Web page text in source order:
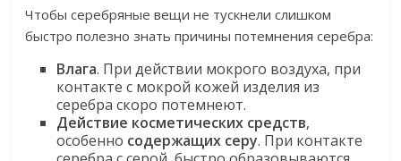
Чтобы серебряные вещи не тускнели слишком
быстро полезно знать причины потемнения серебра:
Влага. При действии мокрого воздуха, при
контакте с мокрой кожей изделия из
серебра скоро потемнеют.
Действие косметических средств,
особенно содержащих серу. При контакте